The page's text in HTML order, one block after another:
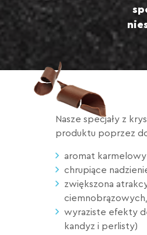
Nasze specjały z
produktu poprzez
aromat karmelowy
chrupiące
zwiększona
wyraziste efekty
kandyz i perlisty)